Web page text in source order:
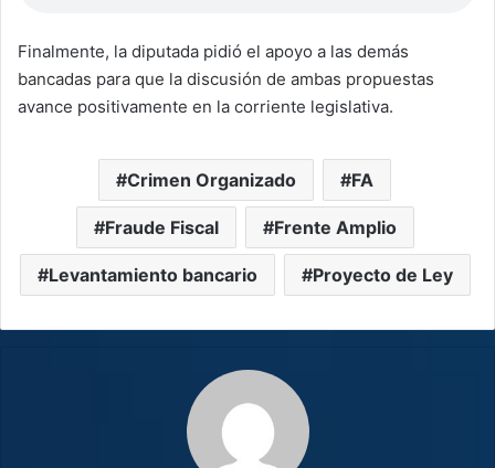
Finalmente, la diputada pidió el apoyo a las demás
bancadas para que la discusión de ambas propuestas
avance positivamente en la corriente legislativa.
Crimen Organizado FA
Fraude Fiscal Frente Amplio
Levantamiento bancario Proyecto de Ley